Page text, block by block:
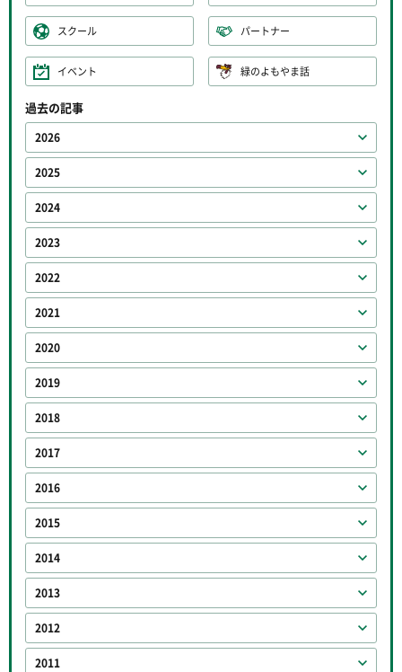
スクール パートナー
イベント 緑のよもやま話
過去の記事
2026
2025
2024
2023
2022
2021
2020
2019
2018
2017
2016
2015
2014
2013
2012
2011